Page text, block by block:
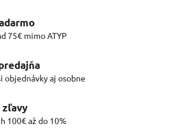
75€ mimo ATYP
objednávky aj osobne
zľavy
100€ až do 10%